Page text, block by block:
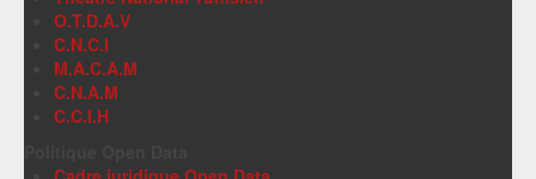
O.T.D.A.V
C.N.C.I
M.A.C.A.M
C.N.A.M
C.C.I.H